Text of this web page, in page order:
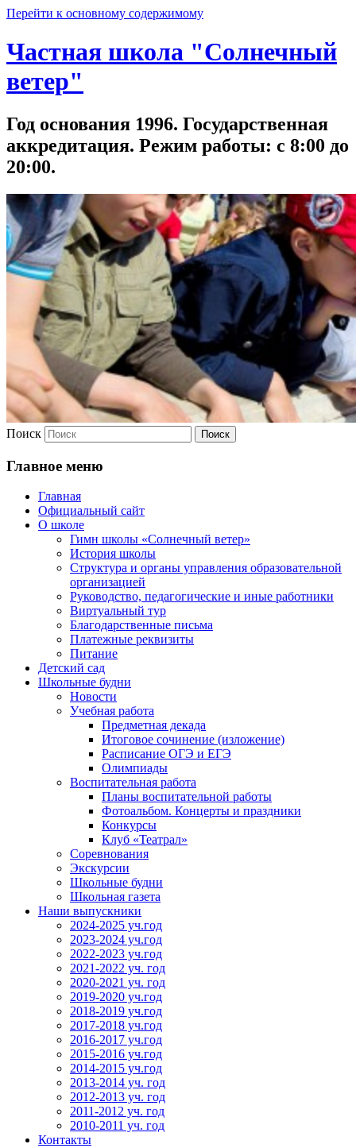
Перейти к основному содержимому
Частная школа "Солнечный
ветер"
Год основания 1996. Государственная
аккредитация. Режим работы: с 8:00 до
20:00.
Поиск
Главное меню
Главная
Официальный сайт
О школе
Гимн школы «Солнечный ветер»
История школы
Структура и органы управления образовательной
организацией
Руководство, педагогические и иные работники
Виртуальный тур
Благодарственные письма
Платежные реквизиты
Питание
Детский сад
Школьные будни
Новости
Учебная работа
Предметная декада
Итоговое сочинение (изложение)
Расписание ОГЭ и ЕГЭ
Олимпиады
Воспитательная работа
Планы воспитательной работы
Фотоальбом. Концерты и праздники
Конкурсы
Клуб «Театрал»
Соревнования
Экскурсии
Школьные будни
Школьная газета
Наши выпускники
2024-2025 уч.год
2023-2024 уч.год
2022-2023 уч.год
2021-2022 уч. год
2020-2021 уч. год
2019-2020 уч.год
2018-2019 уч.год
2017-2018 уч.год
2016-2017 уч.год
2015-2016 уч.год
2014-2015 уч.год
2013-2014 уч. год
2012-2013 уч. год
2011-2012 уч. год
2010-2011 уч. год
Контакты